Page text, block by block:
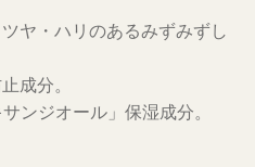
ヤ・ハリのあるみずみずし
成分。
ンジオール」保湿成分。